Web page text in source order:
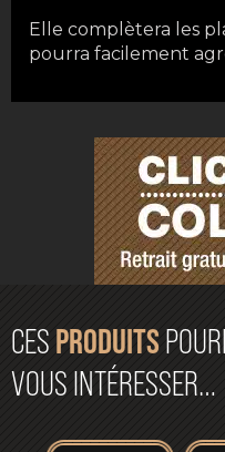
Elle complètera les
pourra facilement
CES PRODUITS
VOUS INTÉRESSER…